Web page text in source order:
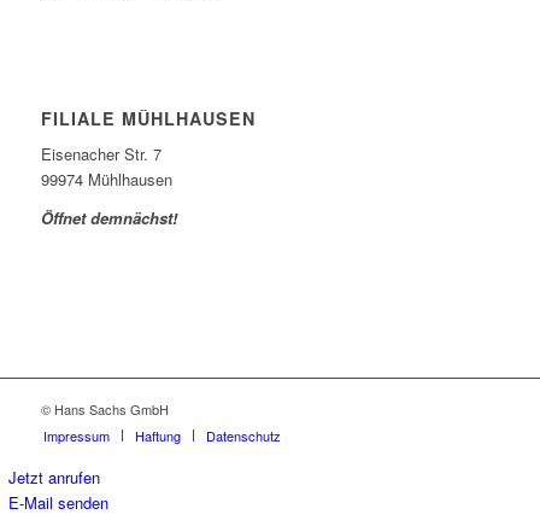
FILIALE MÜHLHAUSEN
Eisenacher Str. 7
99974 Mühlhausen
Öffnet demnächst!
© Hans Sachs GmbH
Impressum
Haftung Datenschutz
Jetzt anrufen
E-Mail senden